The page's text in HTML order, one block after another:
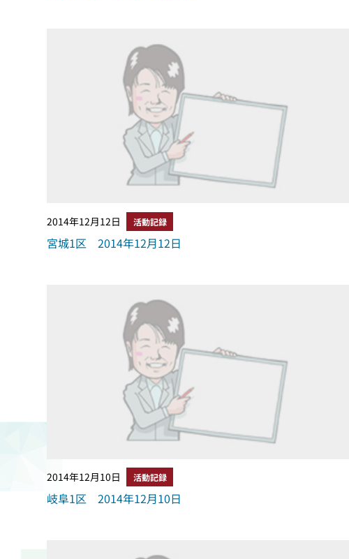
2014年12月12日 活動記録
宮城1区 2014年12月12日
2014年12月10日 活動記録
岐阜1区 2014年12月10日